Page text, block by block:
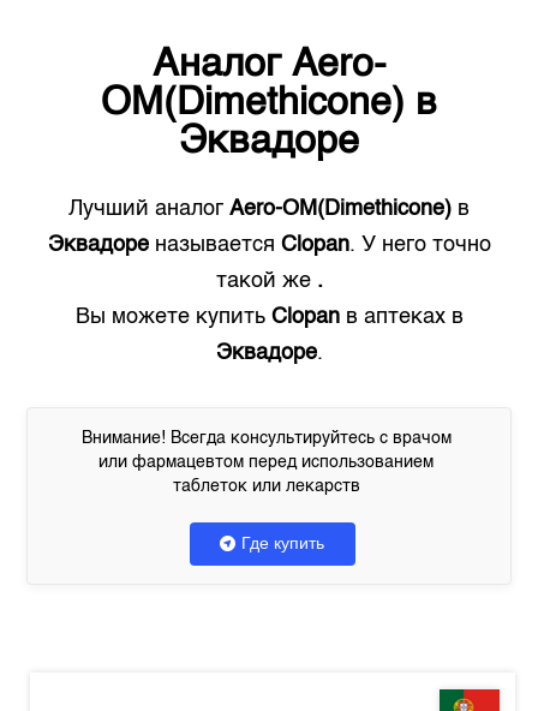
Аналог Aero-
OM(Dimethicone) в
Эквадоре
Лучший аналог Aero-OM(Dimethicone) в
Эквадореназывается Clopan. У него точно
такой же .
Вы можете купить Clopanв аптеках в
Эквадоре.
Внимание! Всегда консультируйтесь с врачом
или фармацевтом перед использованием
таблеток или лекарств
Где купить